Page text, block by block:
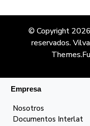
© Copyright 2026
reservados.
Themes
Empresa
Nosotros
Documentos Interlat